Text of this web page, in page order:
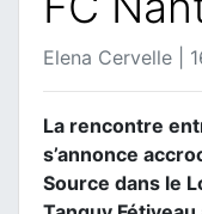
Elena Cervelle |
La rencontre
s’annonce
Source dans le